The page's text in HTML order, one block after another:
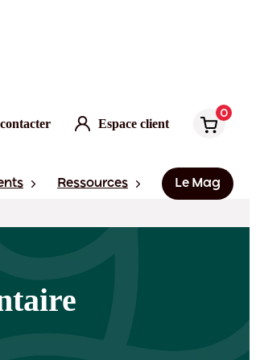
Espace client
0
Ressources Le Mag